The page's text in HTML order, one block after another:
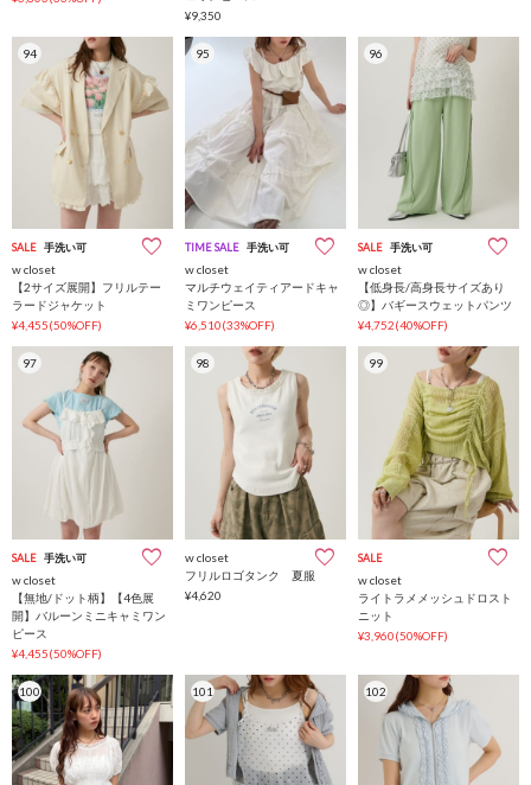
¥9,350
94
SALE 手洗い可
w closet
【2サイズ展開】フリルテー
ラードジャケット
¥4,455(50%OFF)
95
TIME SALE 手洗い可
w closet
マルチウェイティアードキャ
ミワンピース
¥6,510(33%OFF)
96
SALE 手洗い可
w closet
【低身長/高身長サイズあり
◎】バギースウェットパンツ
¥4,752(40%OFF)
97
SALE 手洗い可
w closet
【無地/ドット柄】【4色展
開】バルーンミニキャミワン
ピース
¥4,455(50%OFF)
98
w closet
フリルロゴタンク 夏服
¥4,620
99
SALE
w closet
ライトラメメッシュドロスト
ニット
¥3,960(50%OFF)
100 101 102